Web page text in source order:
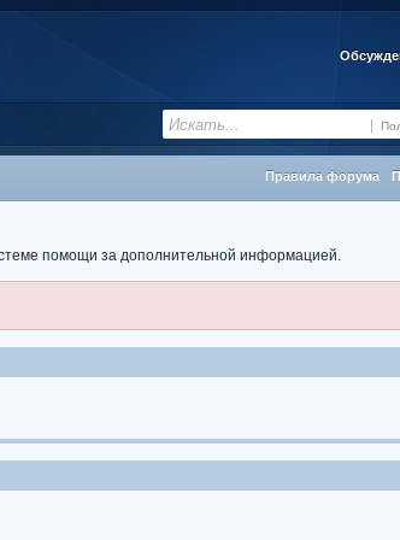
Правила форума
помощи за дополнительной информацией.